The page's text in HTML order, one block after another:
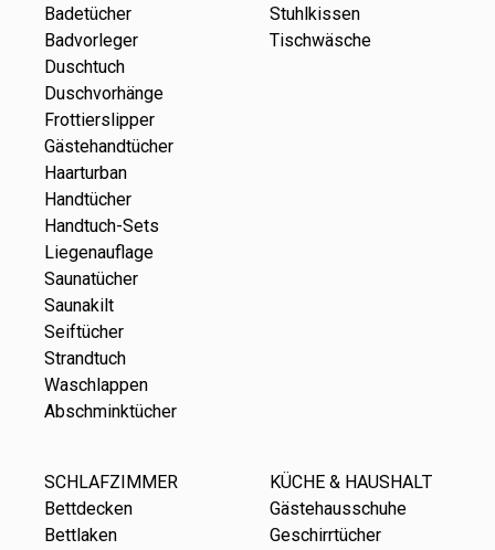
Badetücher
Badvorleger
Duschtuch
Duschvorhänge
Frottierslipper
Gästehandtücher
Haarturban
Handtücher
Handtuch-Sets
Liegenauflage
Saunatücher
Saunakilt
Seiftücher
Strandtuch
Waschlappen
Abschminktücher
Stuhlkissen
Tischwäsche
SCHLAFZIMMER
Bettdecken
Bettlaken
KÜCHE & HAUSHALT
Gästehausschuhe
Geschirrtücher